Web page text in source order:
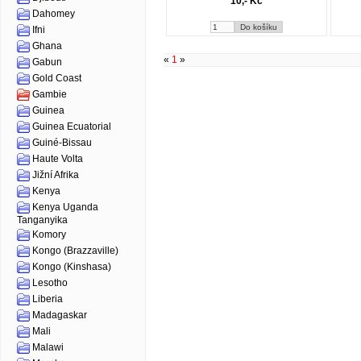
Dahomey
Ifni
Ghana
Gabun
Gold Coast
Gambie
Guinea
Guinea Ecuatorial
Guiné-Bissau
Haute Volta
Jižní Afrika
Kenya
Kenya Uganda
Tanganyika
Komory
Kongo (Brazzaville)
Kongo (Kinshasa)
Lesotho
Liberia
Madagaskar
Mali
Malawi
« 1 »